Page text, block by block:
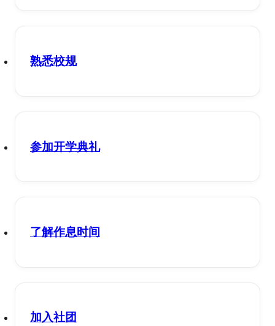
熟悉校规
参加开学典礼
了解作息时间
加入社团